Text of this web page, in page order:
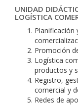
UNIDAD
LOGÍSTICA
Planificación
Promoción
Logística
productos y
Registro,
comercial y
Redes de